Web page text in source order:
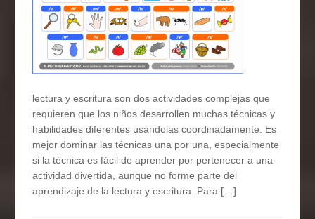
lectura y escritura son dos actividades complejas que
requieren que los niños desarrollen muchas técnicas y
habilidades diferentes usándolas coordinadamente. Es
mejor dominar las técnicas una por una, especialmente
si la técnica es fácil de aprender por pertenecer a una
actividad divertida, aunque no forme parte del
aprendizaje de la lectura y escritura. Para […]